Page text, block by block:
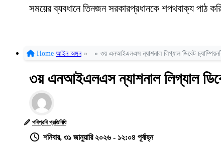
সময়ের ব্যবধানে তিনজন সরকারপ্রধানকে শপথবাক্য পাঠ
Home আইন অঙ্গন » » ৩য় এনআইএলএস ন্যাশনাল লিগ্যাল ডিবেট
৩য় এনআইএলএস ন্যাশনাল লিগ্যাল
পবিপ্রবি প্রতিনিধি
শনিবার, ৩১ জানুয়ারি ২০২৬ - ১২:০৪ পূর্বাহ্ন